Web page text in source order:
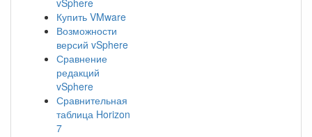
vSphere
Купить VMware
Возможности
версий vSphere
Сравнение
редакций
vSphere
Сравнительная
таблица Horizon
7